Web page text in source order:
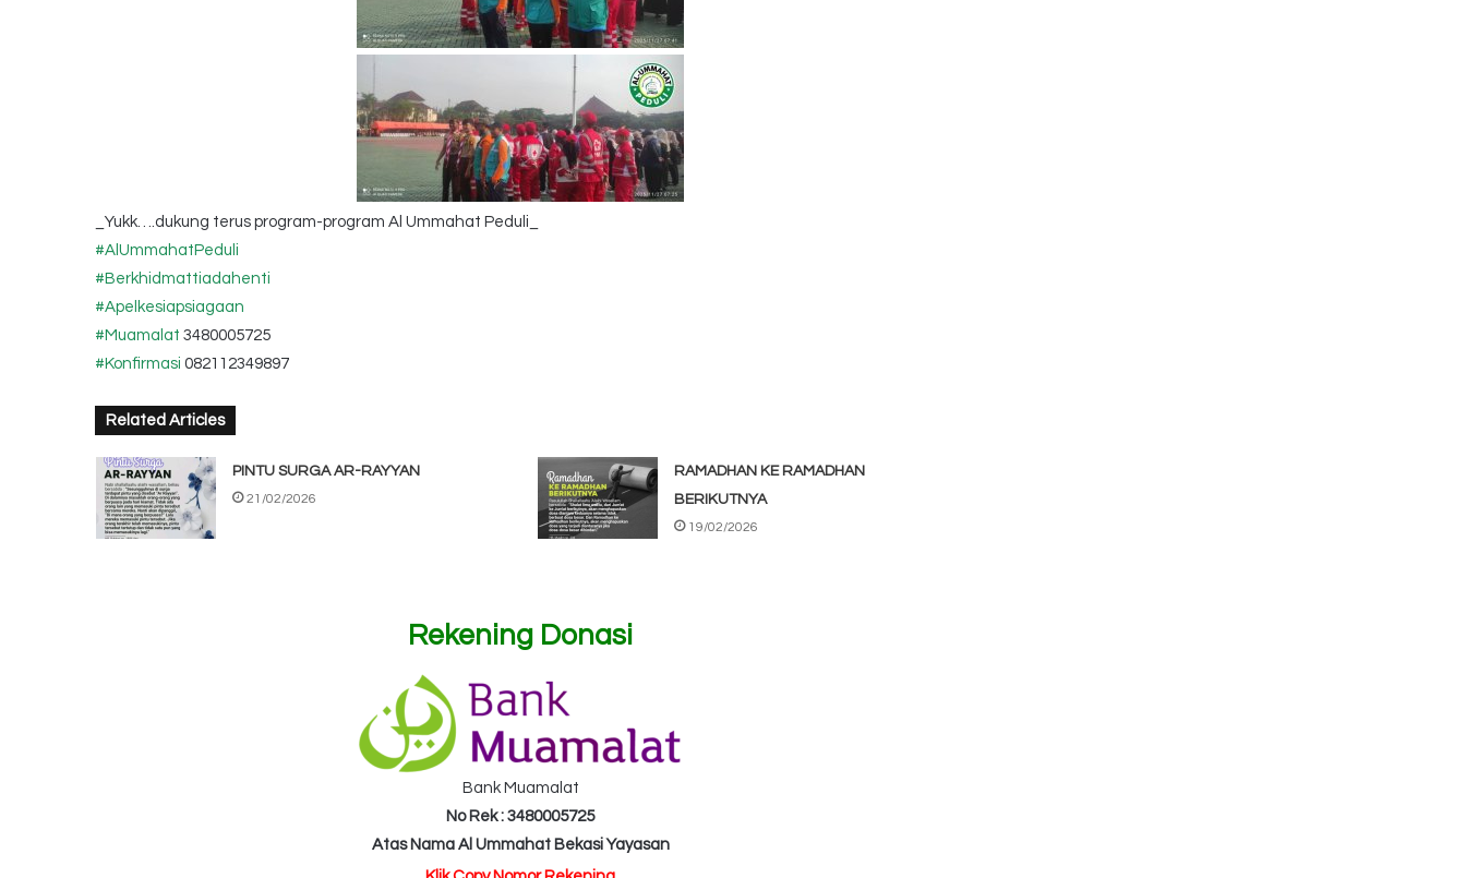
_Yukk….dukung terus program-program Al Ummahat Peduli_
#AlUmmahatPeduli
#Berkhidmattiadahenti
#Apelkesiapsiagaan
#Muamalat 3480005725
#Konfirmasi 082112349897
Related Articles
PINTU SURGA AR-RAYYAN
21/02/2026
RAMADHAN KE RAMADHAN
BERIKUTNYA
19/02/2026
Rekening Donasi
Bank Muamalat
No Rek : 3480005725
Atas Nama Al Ummahat Bekasi Yayasan